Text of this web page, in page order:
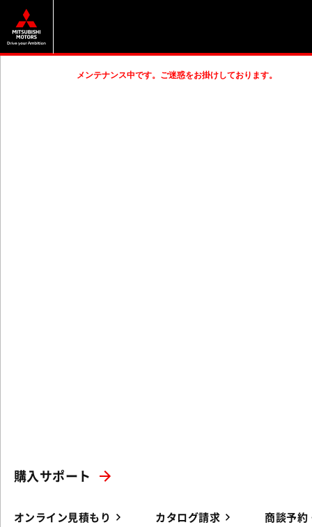
メンテナンス中です。ご迷惑をお掛けしております。
購入サポート
オンライン見積もり カタログ請求 商談予約